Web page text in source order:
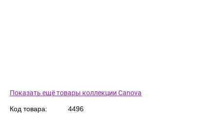
Показать ещё товары коллекции Canova
Код товара: 4496